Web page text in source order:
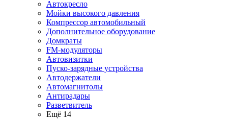
Автокресло
Мойки высокого давления
Компрессор автомобильный
Дополнительное оборудование
Домкраты
FM-модуляторы
Автовизитки
Пуско-зарядные устройства
Автодержатели
Автомагнитолы
Антирадары
Разветвитель
Ещё 14